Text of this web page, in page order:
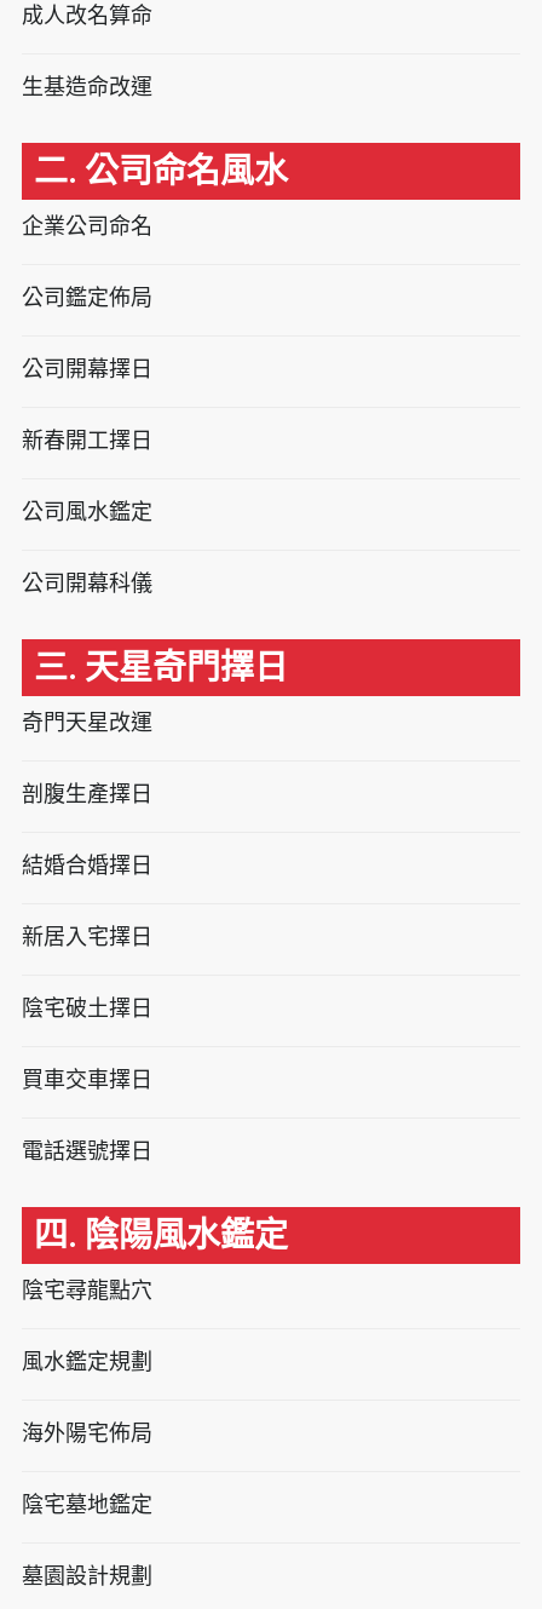
成人改名算命
生基造命改運
二. 公司命名風水
企業公司命名
公司鑑定佈局
公司開幕擇日
新春開工擇日
公司風水鑑定
公司開幕科儀
三. 天星奇門擇日
奇門天星改運
剖腹生產擇日
結婚合婚擇日
新居入宅擇日
陰宅破土擇日
買車交車擇日
電話選號擇日
四. 陰陽風水鑑定
陰宅尋龍點穴
風水鑑定規劃
海外陽宅佈局
陰宅墓地鑑定
墓園設計規劃